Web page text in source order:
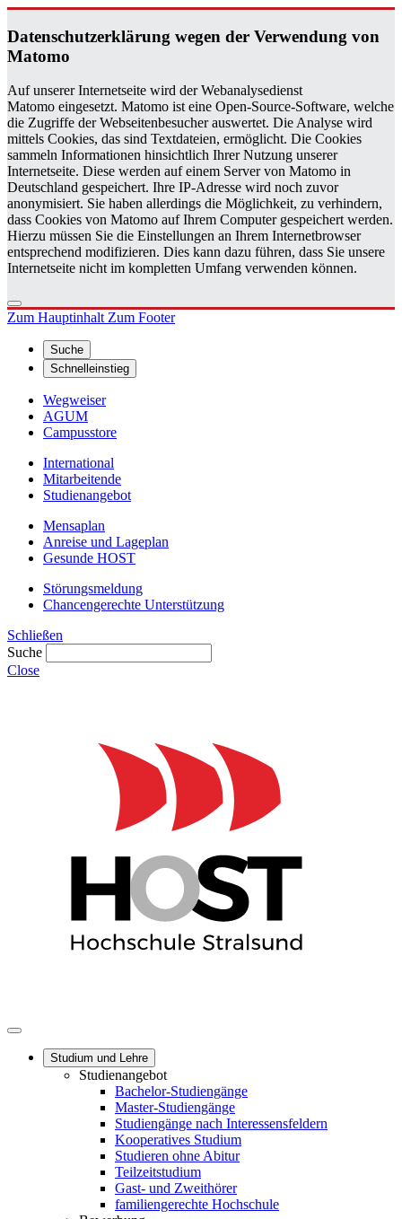
Da­ten­schutz­er­klä­rung wegen der Ver­wen­dung von
Ma­to­mo
Auf unserer Internetseite wird der Webanalysedienst
Matomo eingesetzt. Matomo ist eine Open-Source-Software, welche
die Zugriffe der Webseitenbesucher auswertet. Die Analyse wird
mittels Cookies, das sind Textdateien, ermöglicht. Die Cookies
sammeln Informationen hinsichtlich Ihrer Nutzung unserer
Internetseite. Diese werden auf einem Server von Matomo in
Deutschland gespeichert. Ihre IP-Adresse wird noch zuvor
anonymisiert. Sie haben allerdings die Möglichkeit, zu verhindern,
dass Cookies von Matomo auf Ihrem Computer gespeichert werden.
Hierzu müssen Sie die Einstellungen an Ihrem Internetbrowser
entsprechend modifizieren. Dies kann dazu führen, dass Sie unsere
Internetseite nicht im kompletten Umfang verwenden können.
Zum HauptinhaltZum Footer
Suche
Schnelleinstieg
Wegweiser
AGUM
Campusstore
International
Mitarbeitende
Studienangebot
Mensaplan
Anreise und Lageplan
Gesunde HOST
Störungsmeldung
Chancengerechte Unterstützung
Schließen
Suche
Close
Studium und Lehre
Studienangebot
Bachelor-Studiengänge
Master-Studiengänge
Studiengänge nach Interessensfeldern
Kooperatives Studium
Studieren ohne Abitur
Teilzeitstudium
Gast- und Zweithörer
familiengerechte Hochschule